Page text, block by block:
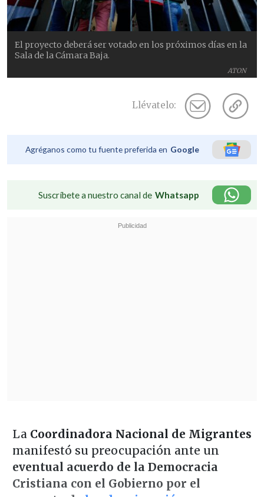
ATON
El proyecto deberá ser votado en los próximos días en la
Sala de la Cámara Baja.
Llévatelo:
Agréganos como tu fuente preferida en Google
Suscríbete a nuestro canal de Whatsapp
La Coordinadora Nacional de Migrantes
manifestó su preocupación ante un
eventual acuerdo de la Democracia
Cristiana con el Gobierno por el